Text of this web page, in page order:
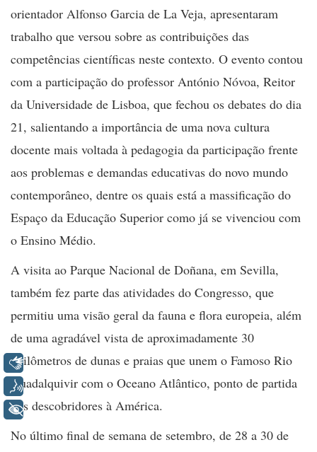
orientador Alfonso Garcia de La Veja, apresentaram
trabalho que versou sobre as contribuições das
competências científicas neste contexto. O evento contou
com a participação do professor António Nóvoa, Reitor
da Universidade de Lisboa, que fechou os debates do dia
21, salientando a importância de uma nova cultura
docente mais voltada à pedagogia da participação frente
aos problemas e demandas educativas do novo mundo
contemporâneo, dentre os quais está a massificação do
Espaço da Educação Superior como já se vivenciou com
o Ensino Médio.
A visita ao Parque Nacional de Doñana, em Sevilla,
também fez parte das atividades do Congresso, que
permitiu uma visão geral da fauna e flora europeia, além
de uma agradável vista de aproximadamente 30
quilômetros de dunas e praias que unem o Famoso Rio
Guadalquivir com o Oceano Atlântico, ponto de partida
dos descobridores à América.
No último final de semana de setembro, de 28 a 30 de
Libras
Voz
+ Acessibilidade